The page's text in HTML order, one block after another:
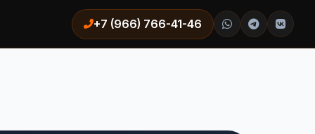
+7 (966) 766-41-46